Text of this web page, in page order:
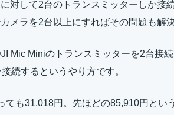
対して2台のトランスミッターしか接
メラを2台以上にすればその問題も解
Mic Miniのトランスミッターを2台接
続するというやり方です。
ても31,018円。先ほどの85,910円とい